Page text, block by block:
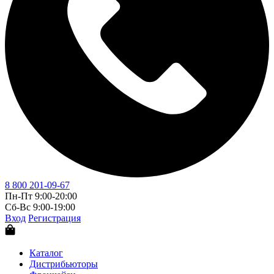
8 800 201-09-67
Пн-Пт 9:00-20:00
Сб-Вс 9:00-19:00
Вход Регистрация
Каталог
Дистрибьюторы